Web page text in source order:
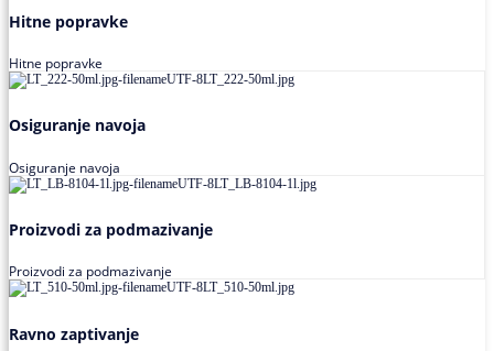
Hitne popravke
Hitne popravke
Osiguranje navoja
Osiguranje navoja
Proizvodi za podmazivanje
Proizvodi za podmazivanje
Ravno zaptivanje